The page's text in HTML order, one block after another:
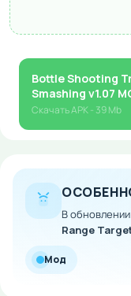
Bottle Shooting
Smashing v1.07
СкачатьAPK- 39 Mb
В обновлении
Range
Мод